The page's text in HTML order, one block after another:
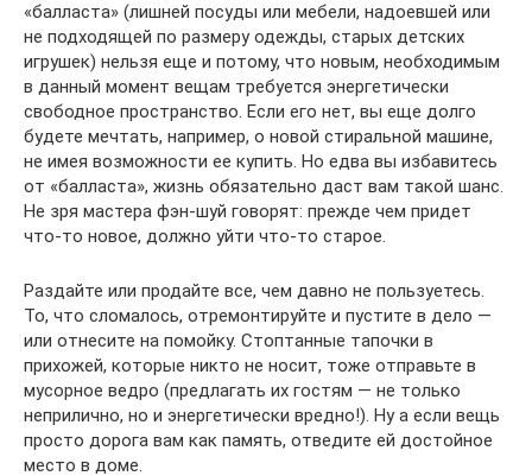
«балласта» (лишней посуды или мебели, надоевшей или
не подходящей по размеру одежды, старых детских
игрушек) нельзя еще и потому, что новым, необходимым
в данный момент вещам требуется энергетически
свободное пространство. Если его нет, вы еще долго
будете мечтать, например, о новой стиральной машине,
не имея возможности ее купить. Но едва вы избавитесь
от «балласта», жизнь обязательно даст вам такой шанс.
Не зря мастера фэн-шуй говорят: прежде чем придет
что-то новое, должно уйти что-то старое.
Раздайте или продайте все, чем давно не пользуетесь.
То, что сломалось, отремонтируйте и пустите в дело —
или отнесите на помойку. Стоптанные тапочки в
прихожей, которые никто не носит, тоже отправьте в
мусорное ведро (предлагать их гостям — не только
неприлично, но и энергетически вредно!). Ну а если вещь
просто дорога вам как память, отведите ей достойное
место в доме.